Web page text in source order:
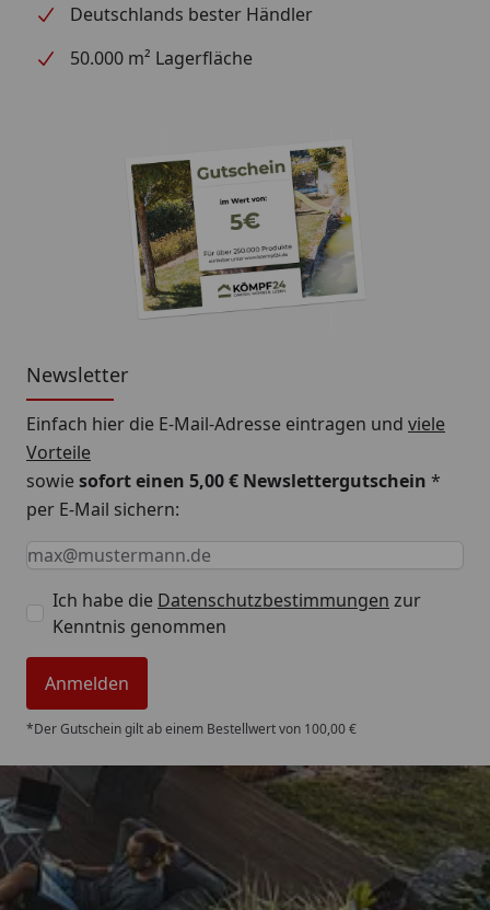
Deutschlands bester Händler
50.000 m² Lagerfläche
Newsletter
Einfach hier die E-Mail-Adresse eintragen und viele
Vorteile
sowiesofort einen 5,00 € Newslettergutschein *
per E-Mail sichern:
Keine Eingabe erforderlich
Eingabe erforderlich
E-Mail *
Ich habe die Datenschutzbestimmungen zur
Kenntnis genommen
Anmelden
*Der Gutschein gilt ab einem Bestellwert von 100,00 €
Trusted Shops
4,85/ 5